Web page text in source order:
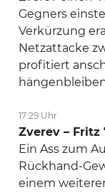
Gegners
Verkürzung
Netzattacke
profitiert
17:29 Uhr
Zverev – Fritz
Ein Ass zum
Rückhand-
einem